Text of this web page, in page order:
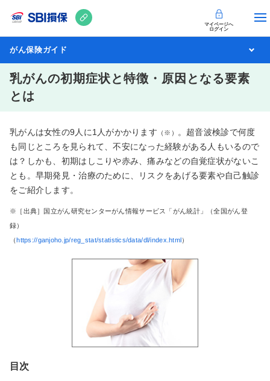
マイページへ
ログイン
がん保険ガイド
乳がんの初期症状と特徴・原因となる要素
とは
乳がんは女性の9人に1人がかかります （※）
。超音波検診で何度
も同じところを見られて、不安になった経験がある人もいるので
は？しかも、初期はしこりや赤み、痛みなどの自覚症状がないこ
とも。早期発見・治療のために、リスクをあげる要素や自己触診
をご紹介します。
※［出典］国立がん研究センターがん情報サービス「がん統計」（全国がん登
録）
（https://ganjoho.jp/reg_stat/statistics/data/dl/index.html）
目次